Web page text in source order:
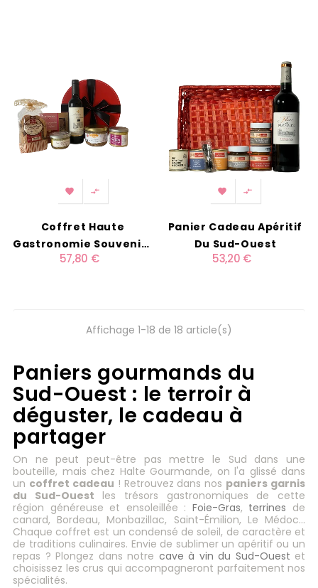
 
Coffret Haute
Gastronomie Souvenirs
Du Sud Ouest
57,80 €
 
Panier Cadeau Apéritif
Du Sud-Ouest
53,20 €
Affichage 1-18 de 18 article(s)
Paniers gourmands du
Sud-Ouest : le terroir à
déguster, le cadeau à
partager
On ne peut peut-être pas mettre le Sud dans une
bouteille, mais chez Halte Gourmande, on l'a glissé dans
un coffret cadeau ! Retrouvez dans nos paniers garnis
du Sud-Ouest les trésors gastronomiques de cette
région généreuse et ensoleillée : Foie-Gras, terrines de
canard, Bordeau, Monbazillac, Saint-Émilion, Le Médoc…
Chaque coffret est un condensé de soleil, de caractère et
de traditions culinaires. Envie de sublimer un apéritif ou un
repas ? Plongez dans notre cave à vin du Sud-Ouest et
choisissez les crus qui accompagneront parfaitement nos
spécialités.